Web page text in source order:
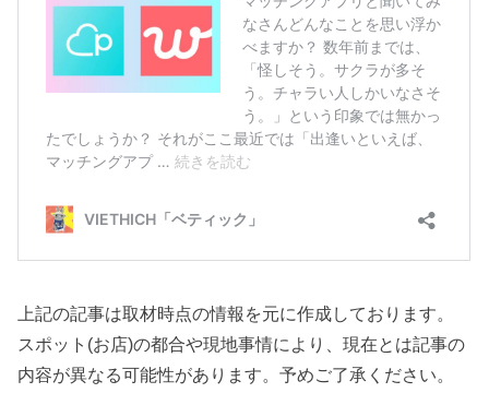
上記の記事は取材時点の情報を元に作成しております。
スポット(お店)の都合や現地事情により、現在とは記事の
内容が異なる可能性があります。予めご了承ください。